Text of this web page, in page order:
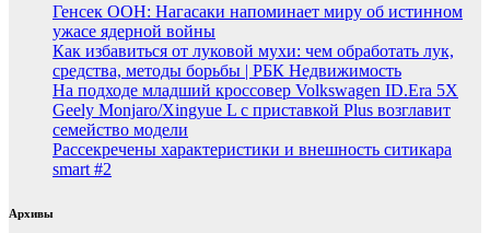
Генсек ООН: Нагасаки напоминает миру об истинном
ужасе ядерной войны
Как избавиться от луковой мухи: чем обработать лук,
средства, методы борьбы | РБК Недвижимость
На подходе младший кроссовер Volkswagen ID.Era 5X
Geely Monjaro/Xingyue L с приставкой Plus возглавит
семейство модели
Рассекречены характеристики и внешность ситикара
smart #2
Архивы